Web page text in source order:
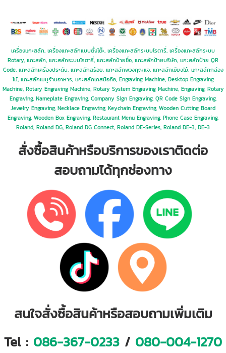
เครื่องแกะสลัก, เครื่องแกะสลักแบบตั้งโต๊ะ, เครื่องแกะสลักระบบโรตารี่, เครื่องแกะสลักระบบ
Rotary, แกะสลัก, แกะสลักระบบโรตารี่, แกะสลักป้ายชื่อ, แกะสลักป้ายบริษัท, แกะสลักป้าย QR
Code, แกะสลักเครื่องประดับ, แกะสลักสร้อย, แกะสลักพวงกุญแจ, แกะสลักเขียงไม้, แกะสลักกล่อง
ไม้, แกะสลักเมนูร้านอาหาร, แกะสลักเคสมือถือ, Engraving Machine, Desktop Engraving
Machine, Rotary Engraving Machine, Rotary System Engraving Machine, Engraving, Rotary
Engraving, Nameplate Engraving, Company Sign Engraving, QR Code Sign Engraving,
Jewelry Engraving, Necklace Engraving, Keychain Engraving, Wooden Cutting Board
Engraving, Wooden Box Engraving, Restaurant Menu Engraving, Phone Case Engraving,
Roland, Roland DG, Roland DG Connect, Roland DE-Series, Roland DE-3, DE-3
สั่งซื้อสินค้าหรือบริการของเราติดต่อ
สอบถามได้ทุกช่องทาง
สนใจสั่งซื้อสินค้าหรือสอบถามเพิ่มเติม
Tel : 086-367-0233 / 080-004-1270